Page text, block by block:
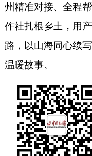
州精准对接、全程
作社扎根乡土，用
路，以山海同心续
温暖故事。